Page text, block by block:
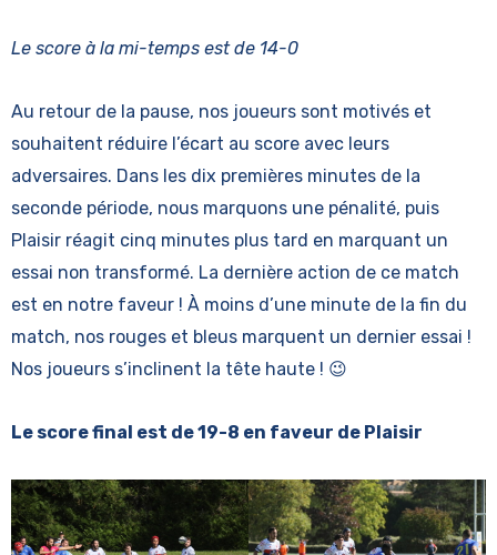
Le score à la mi-temps est de 14-0
Au retour de la pause, nos joueurs sont motivés et
souhaitent réduire l’écart au score avec leurs
adversaires. Dans les dix premières minutes de la
seconde période, nous marquons une pénalité, puis
Plaisir réagit cinq minutes plus tard en marquant un
essai non transformé. La dernière action de ce match
est en notre faveur ! À moins d’une minute de la fin du
match, nos rouges et bleus marquent un dernier essai !
Nos joueurs s’inclinent la tête haute ! 😉
Le score final est de 19-8 en faveur de Plaisir